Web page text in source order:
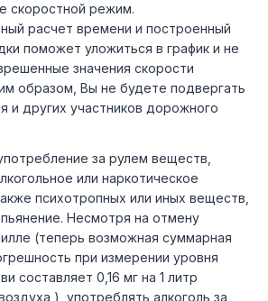
скоростной режим.
расчет времени и построенный
поможет уложиться в график и не
значения скорости
образом, Вы не будете подвергать
и других участников дорожного
за рулем веществ,
или наркотическое
психотропных или иных веществ,
Несмотря на отмену
(теперь возможная суммарная
при измерении уровня
составляет 0,16 мг на 1 литр
), употреблять алкоголь за